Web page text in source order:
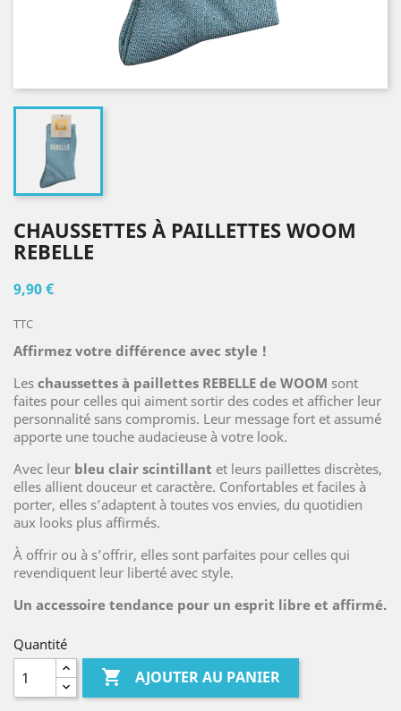
CHAUSSETTES À PAILLETTES WOOM
REBELLE
9,90 €
TTC
Affirmez votre différence avec style !
Les chaussettes à paillettes REBELLE de WOOM sont
faites pour celles qui aiment sortir des codes et afficher leur
personnalité sans compromis. Leur message fort et assumé
apporte une touche audacieuse à votre look.
Avec leur bleu clair scintillant et leurs paillettes discrètes,
elles allient douceur et caractère. Confortables et faciles à
porter, elles s’adaptent à toutes vos envies, du quotidien
aux looks plus affirmés.
À offrir ou à s’offrir, elles sont parfaites pour celles qui
revendiquent leur liberté avec style.
Un accessoire tendance pour un esprit libre et affirmé.
Quantité
 AJOUTER AU PANIER